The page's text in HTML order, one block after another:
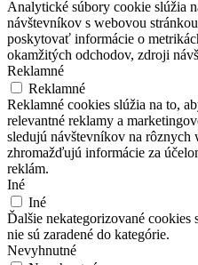
Analytické súbory cookie slúžia
návštevníkov s webovou
poskytovať informácie o
okamžitých odchodov, zdroji
Reklamné
Reklamné
Reklamné cookies slúžia na to,
relevantné reklamy a
sledujú návštevníkov na rôznych
zhromažďujú informácie za
reklám.
Iné
Iné
Ďalšie nekategorizované
nie sú zaradené do kategórie.
Nevyhnutné